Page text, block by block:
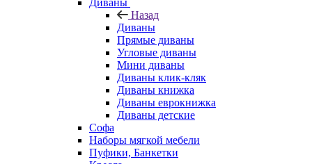
Диваны
Назад
Диваны
Прямые диваны
Угловые диваны
Мини диваны
Диваны клик-кляк
Диваны книжка
Диваны еврокнижка
Диваны детские
Софа
Наборы мягкой мебели
Пуфики, Банкетки